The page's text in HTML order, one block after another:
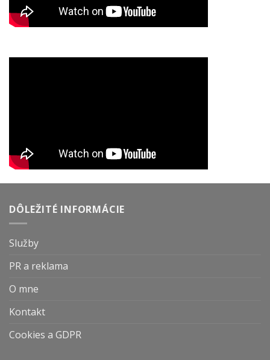
DÔLEŽITÉ INFORMÁCIE
Služby
PR a reklama
O mne
Kontakt
Cookies a GDPR